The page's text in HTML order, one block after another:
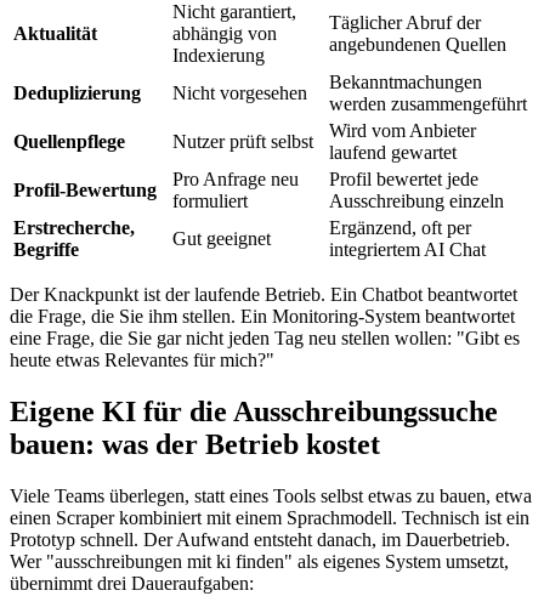
Aktualität
Nicht garantiert,
abhängig von
Indexierung
Täglicher Abruf der
angebundenen Quellen
Deduplizierung Nicht vorgesehen
Bekanntmachungen
werden zusammengeführt
Quellenpflege
Nutzer prüft selbst
Wird vom Anbieter
laufend gewartet
Profil-Bewertung
Pro Anfrage neu
formuliert
Profil bewertet jede
Ausschreibung einzeln
Erstrecherche,
Begriffe
Gut geeignet
Ergänzend, oft per
integriertem AI Chat
Der Knackpunkt ist der laufende Betrieb. Ein Chatbot beantwortet
die Frage, die Sie ihm stellen. Ein Monitoring-System beantwortet
eine Frage, die Sie gar nicht jeden Tag neu stellen wollen: "Gibt es
heute etwas Relevantes für mich?"
Eigene KI für die Ausschreibungssuche
bauen: was der Betrieb kostet
Viele Teams überlegen, statt eines Tools selbst etwas zu bauen, etwa
einen Scraper kombiniert mit einem Sprachmodell. Technisch ist ein
Prototyp schnell. Der Aufwand entsteht danach, im Dauerbetrieb.
Wer "ausschreibungen mit ki finden" als eigenes System umsetzt,
übernimmt drei Daueraufgaben: